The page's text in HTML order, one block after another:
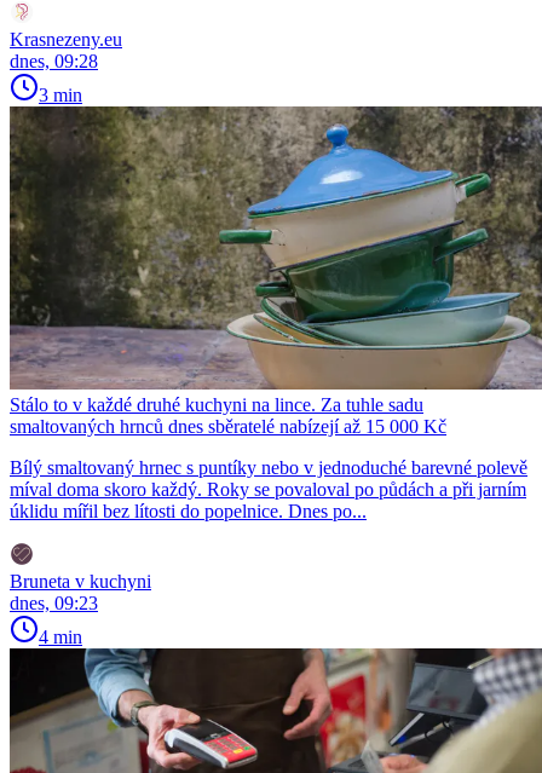
Krasnezeny.eu
dnes, 09:28
3 min
Stálo to v každé druhé kuchyni na lince. Za tuhle sadu
smaltovaných hrnců dnes sběratelé nabízejí až 15 000 Kč
Bílý smaltovaný hrnec s puntíky nebo v jednoduché barevné polevě
míval doma skoro každý. Roky se povaloval po půdách a při jarním
úklidu mířil bez lítosti do popelnice. Dnes po...
Bruneta v kuchyni
dnes, 09:23
4 min